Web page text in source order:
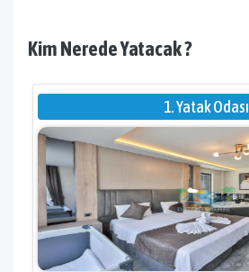
Kim Nerede Yatacak ?
1. Yatak Odası